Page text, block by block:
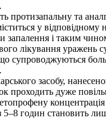
протизапальну та
у відповідному
запалення і таким
лікування уражень
що супроводжуються
засобу,
проходить дуже
5–8 годин становить